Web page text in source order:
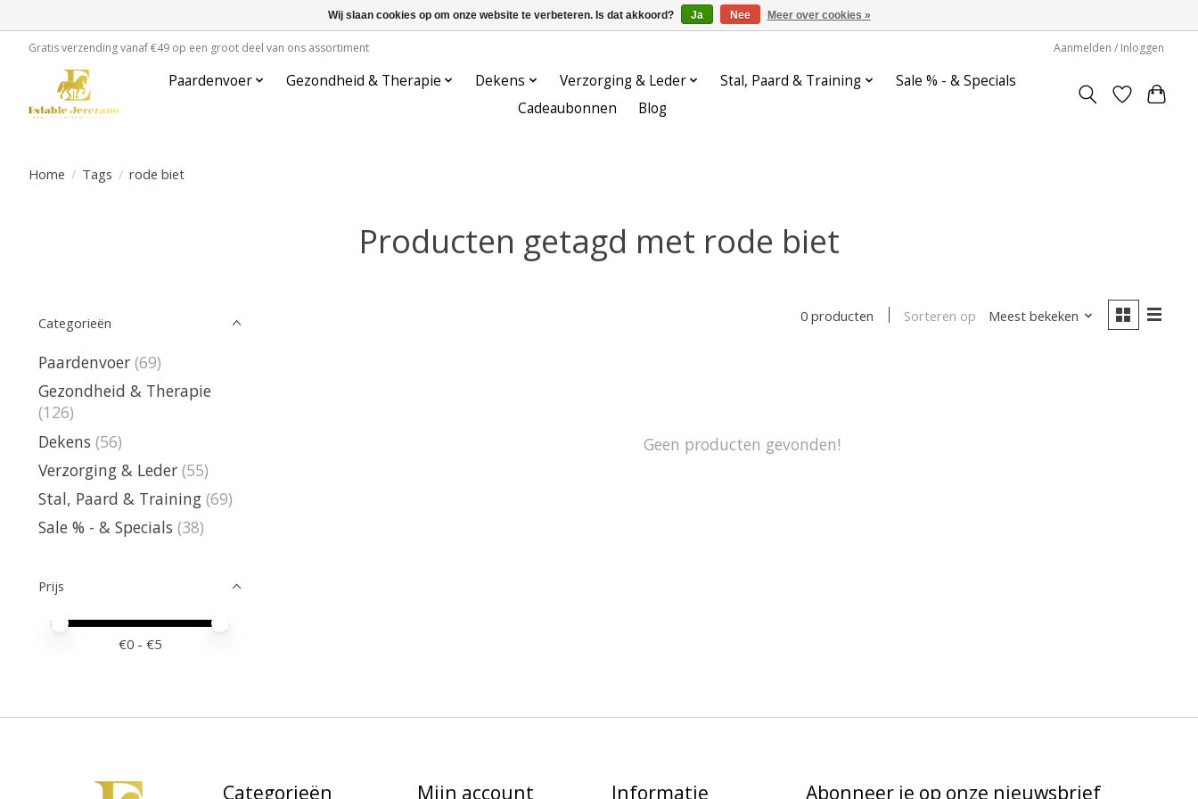
Gratis verzending vanaf €49 op een groot deel van ons assortiment Aanmelden / Inloggen
Paardenvoer Gezondheid & Therapie Dekens Verzorging & Leder Stal, Paard & Training
Sale % - & Specials
Cadeaubonnen
Blog
Home / Tags / rode biet
Producten getagd met rode biet
Categorieën
Paardenvoer (69)
Gezondheid & Therapie
(126)
Dekens (56)
Verzorging & Leder (55)
Stal, Paard & Training (69)
Sale % - & Specials (38)
Prijs
Minimale prijswaarde
Price maximum value
€0 - €5
0 producten Sorteren op Meest bekeken
Geen producten gevonden!
Categorieën Mijn account Informatie Abonneer je op onze nieuwsbrief
Wij slaan cookies op om onze website te verbeteren. Is dat akkoord? Ja Nee Meer over cookies »